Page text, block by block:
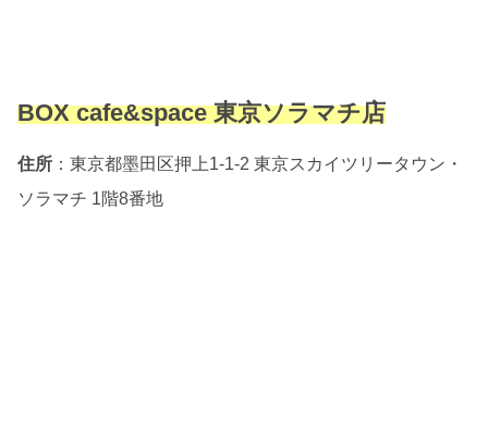
BOX cafe&space 東京ソラマチ店
住所 ：東京都墨田区押上1-1-2 東京スカイツリータウン・
ソラマチ 1階8番地